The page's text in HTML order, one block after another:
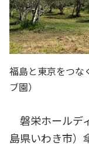
福島と東京をつな
ブ園）
磐栄ホールデ
島県いわき市）